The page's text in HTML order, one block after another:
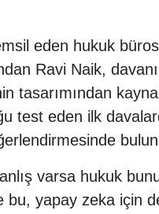
eden hukuk
Ravi Naik,
tasarımından
test eden ilk
varsa hukuk
bu, yapay zeka için